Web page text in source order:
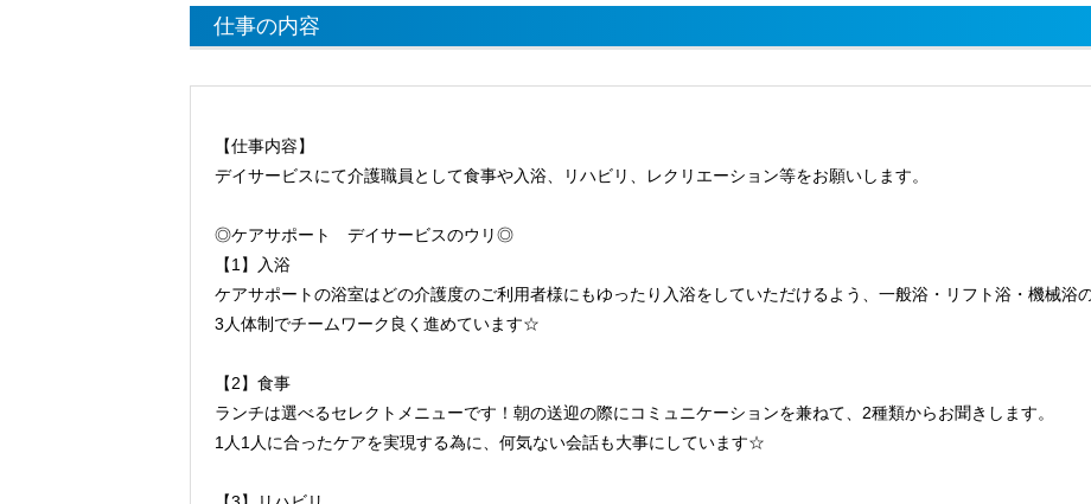
仕事の内容
【仕事内容】
デイサービスにて介護職員として食事や入浴、リハビリ、レクリエーション等をお願いします。
◎ケアサポート デイサービスのウリ◎
【1】入浴
ケアサポートの浴室はどの介護度のご利用者様にもゆったり入浴をしていただけるよう、一般浴・リフト浴・機械浴
3人体制でチームワーク良く進めています☆
【2】食事
ランチは選べるセレクトメニューです！朝の送迎の際にコミュニケーションを兼ねて、2種類からお聞きします。
1人1人に合ったケアを実現する為に、何気ない会話も大事にしています☆